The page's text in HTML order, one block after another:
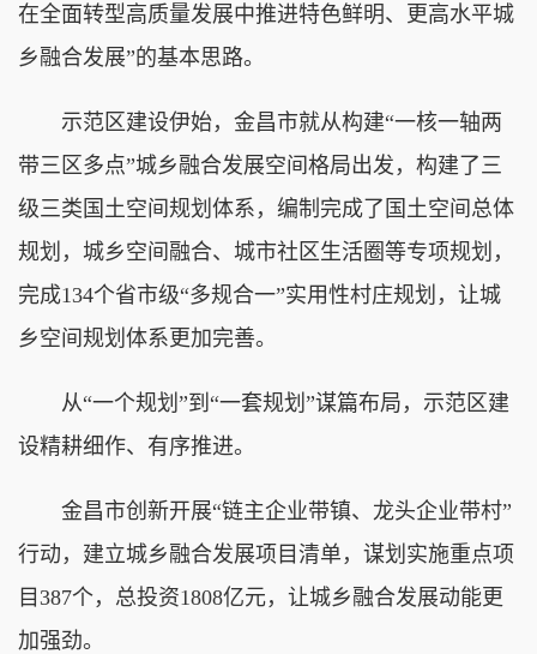
在全面转型高质量发展中推进特色鲜明、更高水平城
乡融合发展”的基本思路。
示范区建设伊始，金昌市就从构建“一核一轴两
带三区多点”城乡融合发展空间格局出发，构建了三
级三类国土空间规划体系，编制完成了国土空间总体
规划，城乡空间融合、城市社区生活圈等专项规划，
完成134个省市级“多规合一”实用性村庄规划，让城
乡空间规划体系更加完善。
从“一个规划”到“一套规划”谋篇布局，示范区建
设精耕细作、有序推进。
金昌市创新开展“链主企业带镇、龙头企业带村”
行动，建立城乡融合发展项目清单，谋划实施重点项
目387个，总投资1808亿元，让城乡融合发展动能更
加强劲。